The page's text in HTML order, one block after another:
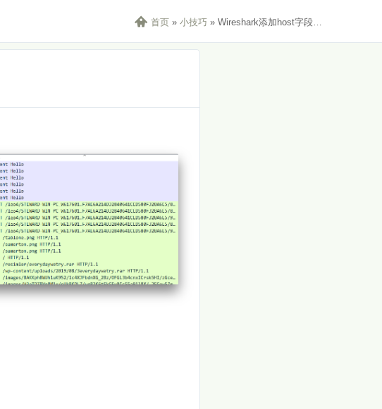
 首页 »小技巧 »Wireshark添加host字段（支持http和tls）